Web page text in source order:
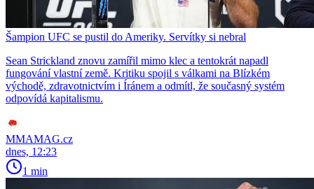
Šampion UFC se pustil do Ameriky. Servítky si nebral
Sean Strickland znovu zamířil mimo klec a tentokrát napadl
fungování vlastní země. Kritiku spojil s válkami na Blízkém
východě, zdravotnictvím i Íránem a odmítl, že současný systém
odpovídá kapitalismu.
MMAMAG.cz
dnes, 12:23
1 min